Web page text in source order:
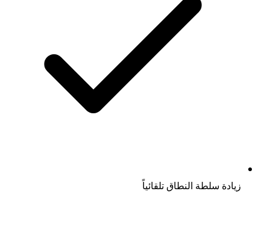
زيادة سلطة النطاق تلقائياً